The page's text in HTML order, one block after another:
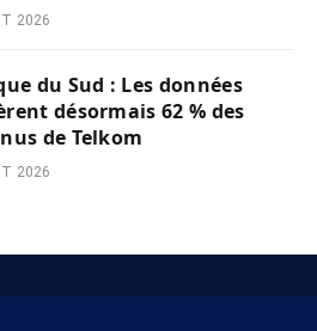
2026
du Sud : Les données
désormais 62 % des
de Telkom
2026